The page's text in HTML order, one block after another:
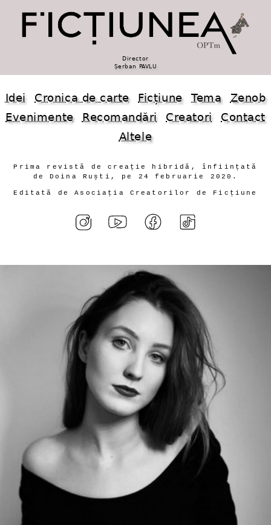
Director
Șerban PAVLU
Idei Cronica de carte Ficțiune Tema
Zenob
Evenimente
Recomandări Creatori
Contact
Altele
Prima revistă de creație hibridă, înființată
de Doina Ruști, pe 24 februarie 2020.
Editată de Asociația Creatorilor de Ficțiune